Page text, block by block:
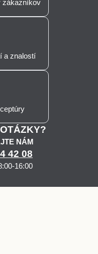
a znalostí
NÁM
42 08
16:00